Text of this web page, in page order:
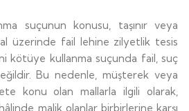
suçunun konusu, taşınır veya
üzerinde fail lehine zilyetlik tesis
kötüye kullanma suçunda fail, suç
Bu nedenle, müşterek veya
konu olan mallarla ilgili olarak,
malik olanlar birbirlerine karşı